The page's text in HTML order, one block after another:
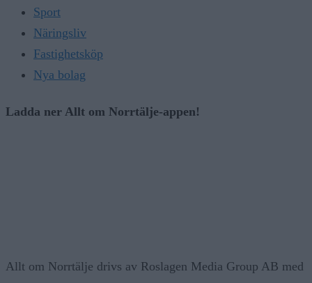
Sport
Näringsliv
Fastighetsköp
Nya bolag
Ladda ner Allt om Norrtälje-appen!
Allt om Norrtälje drivs av Roslagen Media Group AB med